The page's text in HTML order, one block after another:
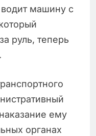
машину с
руль, теперь
ему
органах